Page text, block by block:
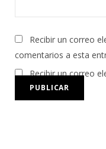
Recibir un correo
comentarios a esta
Recibir un correo